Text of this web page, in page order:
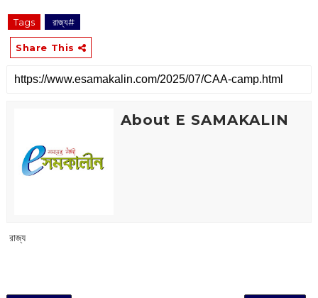
Tags ‌ রাজ্য#
Share This
About E SAMAKALIN
‌ রাজ্য